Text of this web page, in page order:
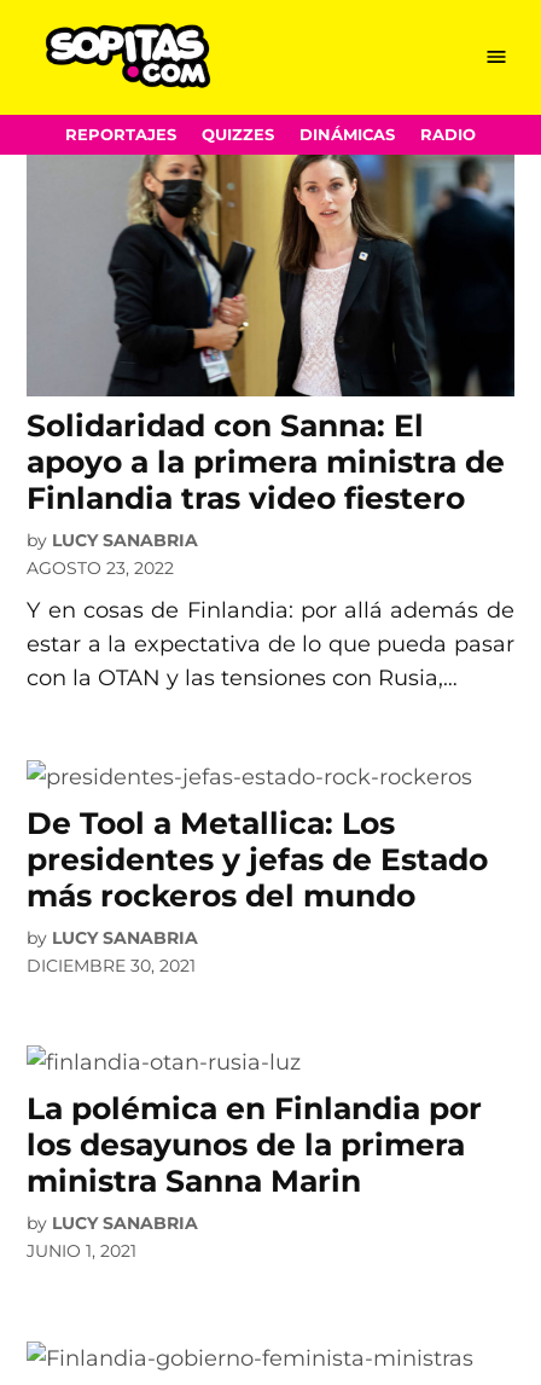
content
Menu
REPORTAJES QUIZZES DINÁMICAS RADIO
Sanna Marin
Solidaridad con Sanna: El
apoyo a la primera ministra de
Finlandia tras video fiestero
by LUCY SANABRIA
AGOSTO 23, 2022
Y en cosas de Finlandia: por allá además de
estar a la expectativa de lo que pueda pasar
con la OTAN y las tensiones con Rusia,…
De Tool a Metallica: Los
presidentes y jefas de Estado
más rockeros del mundo
by LUCY SANABRIA
DICIEMBRE 30, 2021
La polémica en Finlandia por
los desayunos de la primera
ministra Sanna Marin
by LUCY SANABRIA
JUNIO 1, 2021